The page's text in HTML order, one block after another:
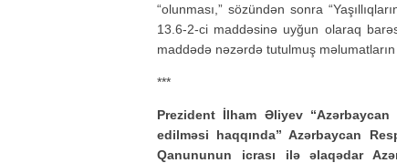
“olunması,” sözündən sonra
13.6-2-ci maddəsinə uyğun olaraq
maddədə nəzərdə tutulmuş
***
Prezident İlham Əliyev
edilməsi haqqında” Azərbaycan
Qanununun icrası ilə əlaqədar